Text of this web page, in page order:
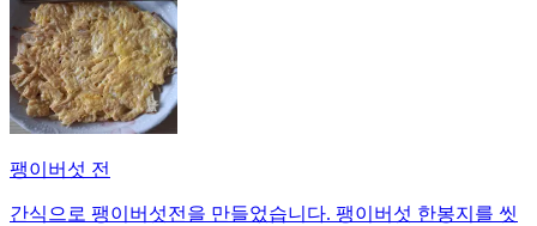
팽이버섯 전
간식으로 팽이버섯전을 만들었습니다. 팽이버섯 한봉지를 씻